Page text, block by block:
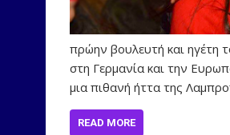
πρώην βουλευτή και ηγέτη
στη Γερμανία και την
μια πιθανή ήττα της
READ MORE